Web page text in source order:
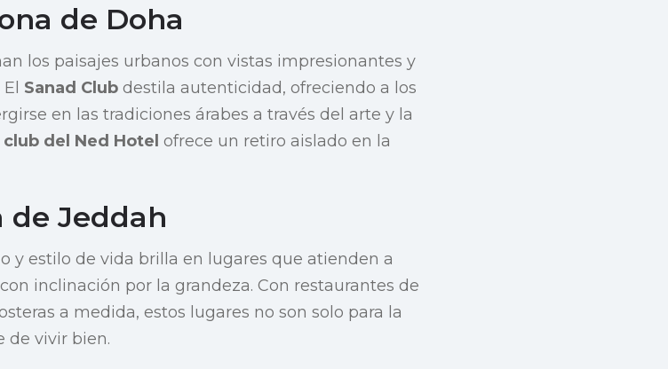
de Doha
los paisajes urbanos con vistas impresionantes y
Sanad Club destila autenticidad, ofreciendo a los
en las tradiciones árabes a través del arte y la
club del Ned Hotel ofrece un retiro aislado en la
de Jeddah
y estilo de vida brilla en lugares que atienden a
inclinación por la grandeza. Con restaurantes de
a medida, estos lugares no son solo para la
de vivir bien.